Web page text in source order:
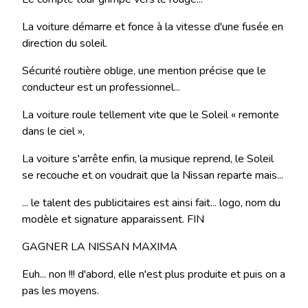
La voiture démarre et fonce à la vitesse d'une fusée en
direction du soleil.
Sécurité routière oblige, une mention précise que le
conducteur est un professionnel...
La voiture roule tellement vite que le Soleil « remonte
dans le ciel »,
La voiture s'arrête enfin, la musique reprend, le Soleil
se recouche et on voudrait que la Nissan reparte mais...
... le talent des publicitaires est ainsi fait... logo, nom du
modèle et signature apparaissent. FIN
GAGNER LA NISSAN MAXIMA
Euh... non !!! d'abord, elle n'est plus produite et puis on a
pas les moyens.